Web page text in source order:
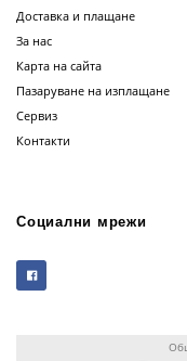
Доставка и плащане
За нас
Карта на сайта
Пазаруване на изплащане
Сервиз
Контакти
Социални мрежи